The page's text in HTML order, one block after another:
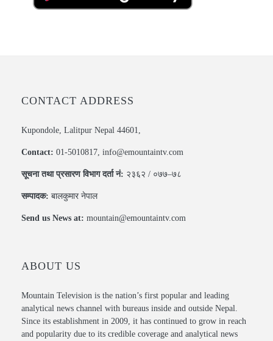
CONTACT ADDRESS
Kupondole, Lalitpur Nepal 44601,
Contact: 01-5010817, info@emountaintv.com
सूचना तथा प्रसारण विभाग दर्ता नं: २३६२ / ०७७–७८
सम्पादक: बालकुमार नेपाल
Send us News at: mountain@emountaintv.com
ABOUT US
Mountain Television is the nation’s first popular and leading
analytical news channel with bureaus inside and outside Nepal.
Since its establishment in 2009, it has continued to grow in reach
and popularity due to its credible coverage and analytical news